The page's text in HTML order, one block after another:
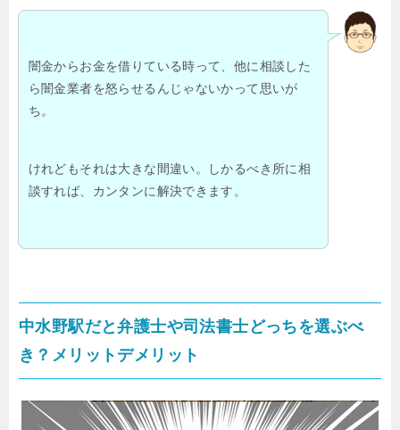
闇金からお金を借りている時って、他に相談した
ら闇金業者を怒らせるんじゃないかって思いが
ち。
けれどもそれは大きな間違い。しかるべき所に相
談すれば、カンタンに解決できます。
中水野駅だと弁護士や司法書士どっちを選ぶべ
き？メリットデメリット